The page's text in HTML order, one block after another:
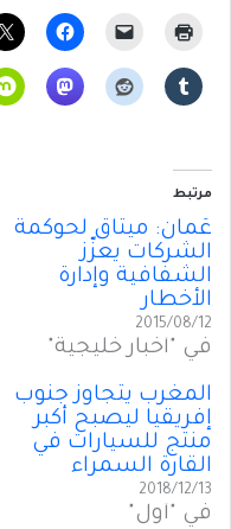
مرتبط
عُمان: ميثاقٌ لحوكمة
الشركات يعزّز
الشفافية وإدارة
الأخطار
2015/08/12
في "أخبار خليجية"
المغرب يتجاوز جنوب
إفريقيا ليصبح أكبر
منتج للسيارات في
القارة السمراء
2018/12/13
في "أول"